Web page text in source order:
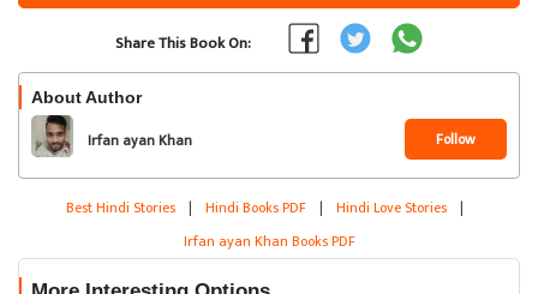
Share This Book On:
About Author
Irfan ayan Khan Follow
Best Hindi Stories | Hindi Books PDF | Hindi Love Stories |
Irfan ayan Khan Books PDF